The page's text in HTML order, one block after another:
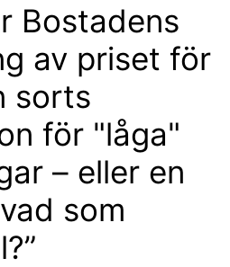
Bostadens
av priset för
sorts
för "låga"
– eller en
som